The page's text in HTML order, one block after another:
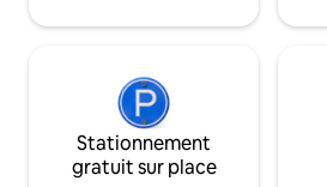
Stationnement
gratuit sur place